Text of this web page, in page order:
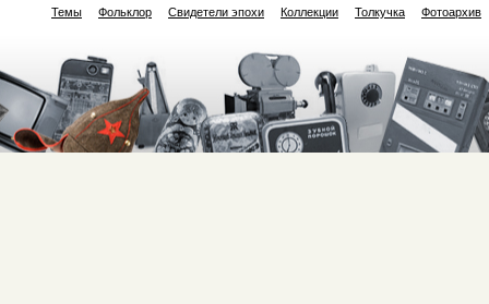
Темы Фольклор Свидетели эпохи Коллекции Толкучка Фотоархив